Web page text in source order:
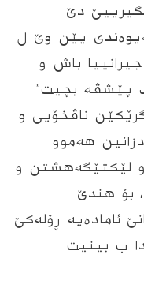
دێ
یێن وێ ل
باش و
پێشڤه‌ بچیت”
ناڤخۆیی و
هەموو
لێکتێگه‌هشتن و
بۆ هندێ
ئامادەیە ڕۆله‌كێ
ب بینیت.